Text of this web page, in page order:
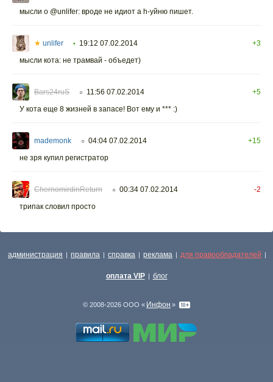
мысли о @unlifer: вроде не идиот а h-уйню пишет.
★ unlifer • 19:12 07.02.2014
+3
мысли кота: не трамвай - объедет)
Bars24ruS ○ 11:56 07.02.2014
+5
У кота еще 8 жизней в запасе! Вот ему и *** :)
mademonk ○ 04:04 07.02.2014
+15
не зря купил регистратор
ChernomirdinReturn ○ 00:34 07.02.2014
-2
трипак словил просто
администрация | правила | справка | реклама | для правообладателей |
оплата VIP | блог
© 2008-2026 ООО « Инфон »